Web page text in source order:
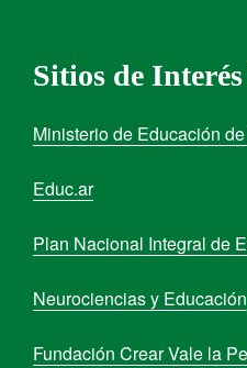
Sitios de
Ministerio de Educación
Educ.ar
Plan Nacional Integral de
Neurociencias y Educación
Fundación Crear Vale la